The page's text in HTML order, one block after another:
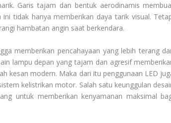
Garis tajam dan bentuk aerodinamis
tidak hanya memberikan daya tarik visual.
hambatan angin saat berkendara.
memberikan pencahayaan yang lebih terang
lampu depan yang tajam dan agresif
kesan modern. Maka dari itu penggunaan LED
kelistrikan motor. Salah satu keunggulan
untuk memberikan kenyamanan maksimal